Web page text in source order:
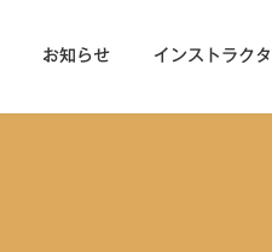
お知らせ インストラク